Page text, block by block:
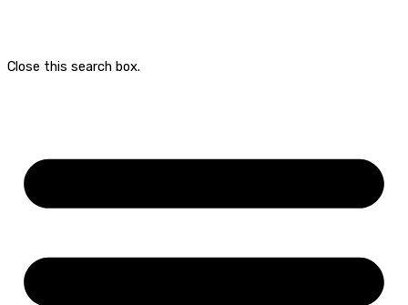
Close this search box.